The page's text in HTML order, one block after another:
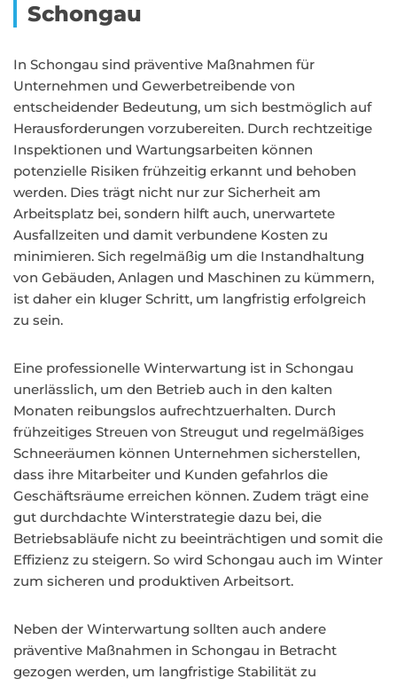
Schongau
In Schongau sind präventive Maßnahmen für
Unternehmen und Gewerbetreibende von
entscheidender Bedeutung, um sich bestmöglich auf
Herausforderungen vorzubereiten. Durch rechtzeitige
Inspektionen und Wartungsarbeiten können
potenzielle Risiken frühzeitig erkannt und behoben
werden. Dies trägt nicht nur zur Sicherheit am
Arbeitsplatz bei, sondern hilft auch, unerwartete
Ausfallzeiten und damit verbundene Kosten zu
minimieren. Sich regelmäßig um die Instandhaltung
von Gebäuden, Anlagen und Maschinen zu kümmern,
ist daher ein kluger Schritt, um langfristig erfolgreich
zu sein.
Eine professionelle Winterwartung ist in Schongau
unerlässlich, um den Betrieb auch in den kalten
Monaten reibungslos aufrechtzuerhalten. Durch
frühzeitiges Streuen von Streugut und regelmäßiges
Schneeräumen können Unternehmen sicherstellen,
dass ihre Mitarbeiter und Kunden gefahrlos die
Geschäftsräume erreichen können. Zudem trägt eine
gut durchdachte Winterstrategie dazu bei, die
Betriebsabläufe nicht zu beeinträchtigen und somit die
Effizienz zu steigern. So wird Schongau auch im Winter
zum sicheren und produktiven Arbeitsort.
Neben der Winterwartung sollten auch andere
präventive Maßnahmen in Schongau in Betracht
gezogen werden, um langfristige Stabilität zu